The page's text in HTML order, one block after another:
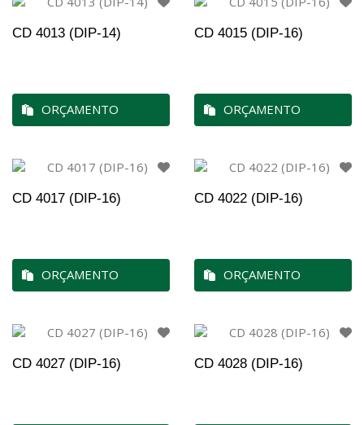
CD 4013 (DIP-14)
ORÇAMENTO
CD 4015 (DIP-16)
ORÇAMENTO
CD 4017 (DIP-16)
ORÇAMENTO
CD 4022 (DIP-16)
ORÇAMENTO
CD 4027 (DIP-16) CD 4028 (DIP-16)